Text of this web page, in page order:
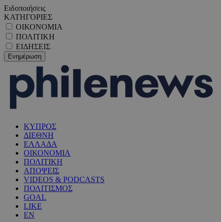
Ειδοποιήσεις
ΚΑΤΗΓΟΡΙΕΣ
ΟΙΚΟΝΟΜΙΑ
ΠΟΛΙΤΙΚΗ
ΕΙΔΗΣΕΙΣ
ΚΥΠΡΟΣ
ΔΙΕΘΝΗ
ΕΛΛΑΔΑ
ΟΙΚΟΝΟΜΙΑ
ΠΟΛΙΤΙΚΗ
ΑΠΟΨΕΙΣ
VIDEOS & PODCASTS
ΠΟΛΙΤΙΣΜΟΣ
GOAL
LIKE
EN